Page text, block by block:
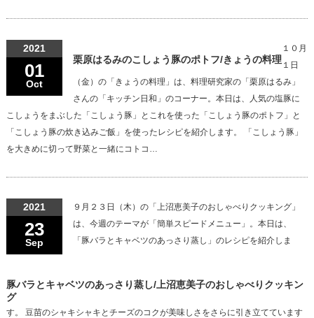
2021
01
Oct
栗原はるみのこしょう豚のポトフ/きょうの料理
１０月
１日
（金）の「きょうの料理」は、料理研究家の「栗原はるみ」
さんの「キッチン日和」のコーナー。本日は、人気の塩豚に
こしょうをまぶした「こしょう豚」とこれを使った「こしょう豚のポトフ」と
「こしょう豚の炊き込みご飯」を使ったレシピを紹介します。 「こしょう豚」
を大きめに切って野菜と一緒にコトコ…
2021
23
Sep
豚バラとキャベツのあっさり蒸し/上沼恵美子のおしゃべりクッキン
グ
９月２３日（木）の「上沼恵美子のおしゃべりクッキング」
は、今週のテーマが「簡単スピードメニュー」。本日は、
「豚バラとキャベツのあっさり蒸し」のレシピを紹介しま
す。 豆苗のシャキシャキとチーズのコクが美味しさをさらに引き立てています